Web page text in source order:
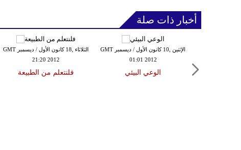
أخبار ذات صلة
الثلاثاء ,18 كانون الأول / ديسمبر GMT
21:20 2012
فلنتعلم من الطبيعة
الإثنين ,10 كانون الأول / ديسمبر GMT
01:01 2012
الوعي البيئي